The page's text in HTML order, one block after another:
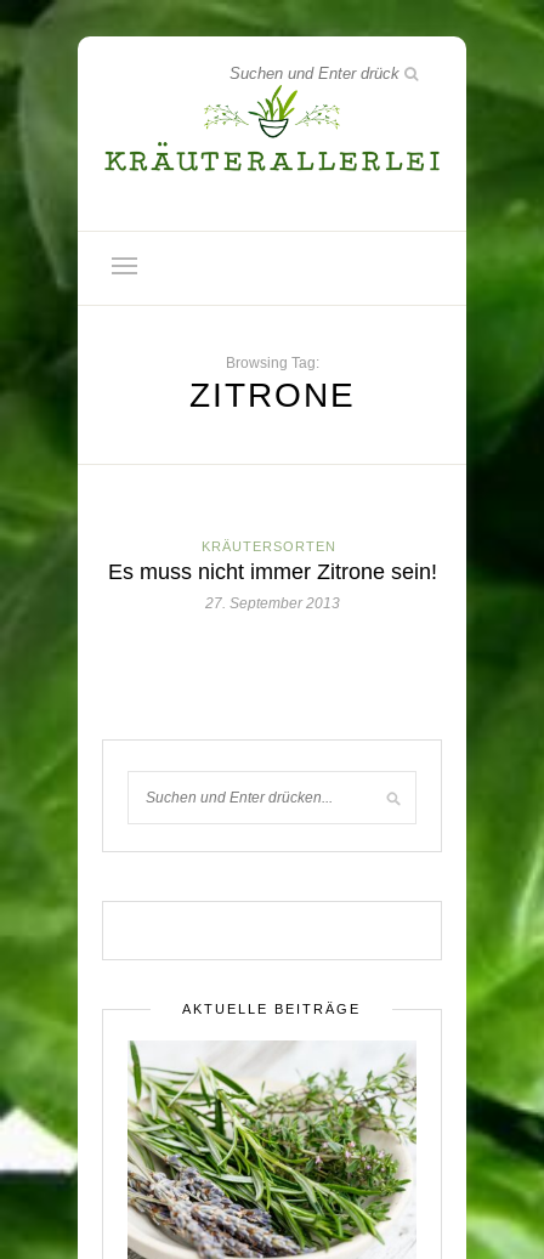
Browsing Tag:
ZITRONE
KRÄUTERSORTEN
Es muss nicht immer Zitrone sein!
27. September 2013
AKTUELLE BEITRÄGE